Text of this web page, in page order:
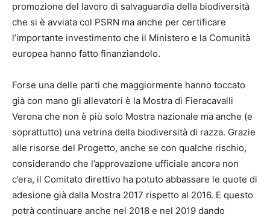
promozione del lavoro di salvaguardia della biodiversità
che si è avviata col PSRN ma anche per certificare
l’importante investimento che il Ministero e la Comunità
europea hanno fatto finanziandolo.
Forse una delle parti che maggiormente hanno toccato
già con mano gli allevatori è la Mostra di Fieracavalli
Verona che non è più solo Mostra nazionale ma anche (e
soprattutto) una vetrina della biodiversità di razza. Grazie
alle risorse del Progetto, anche se con qualche rischio,
considerando che l’approvazione ufficiale ancora non
c’era, il Comitato direttivo ha potuto abbassare le quote di
adesione già dalla Mostra 2017 rispetto al 2016. E questo
potrà continuare anche nel 2018 e nel 2019 dando